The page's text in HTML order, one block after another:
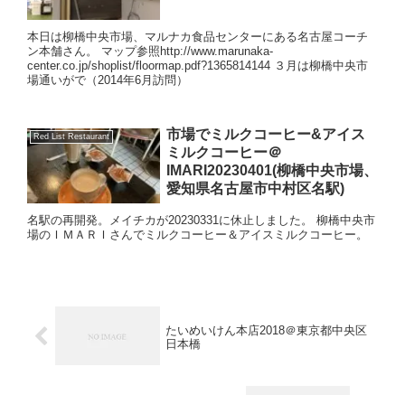
本日は柳橋中央市場、マルナカ食品センターにある名古屋コーチ
ン本舗さん。 マップ参照http://www.marunaka-
center.co.jp/shoplist/floormap.pdf?1365814144 ３月は柳橋中央市
場通いがで（2014年6月訪問）
Red List Restaurant
市場でミルクコーヒー&アイス
ミルクコーヒー＠
IMARI20230401(柳橋中央市場、
愛知県名古屋市中村区名駅)
名駅の再開発。メイチカが20230331に休止しました。 柳橋中央市
場のＩＭＡＲＩさんでミルクコーヒー＆アイスミルクコーヒー。
たいめいけん本店2018＠東京都中央区
日本橋